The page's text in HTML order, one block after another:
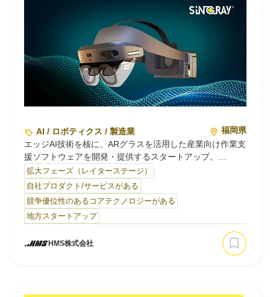
AI / ロボティクス / 製造業
福岡県
エッジAI技術を核に、ARグラスを活用した産業向け作業支
援ソフトウェアを開発・提供するスタートアップ。
製造・建設・物流などの現場で、AIによるリアルタイム画
像認識や作業手順ガイダンス、遠隔支援を実現し、産業DX
を推進する。
福岡を拠点に、国内外のグローバル市場への展開を加速
中。
拡大フェーズ（レイターステージ）
自社プロダクト/サービスがある
競争優位性のあるコアテクノロジーがある
地方スタートアップ
HMS株式会社